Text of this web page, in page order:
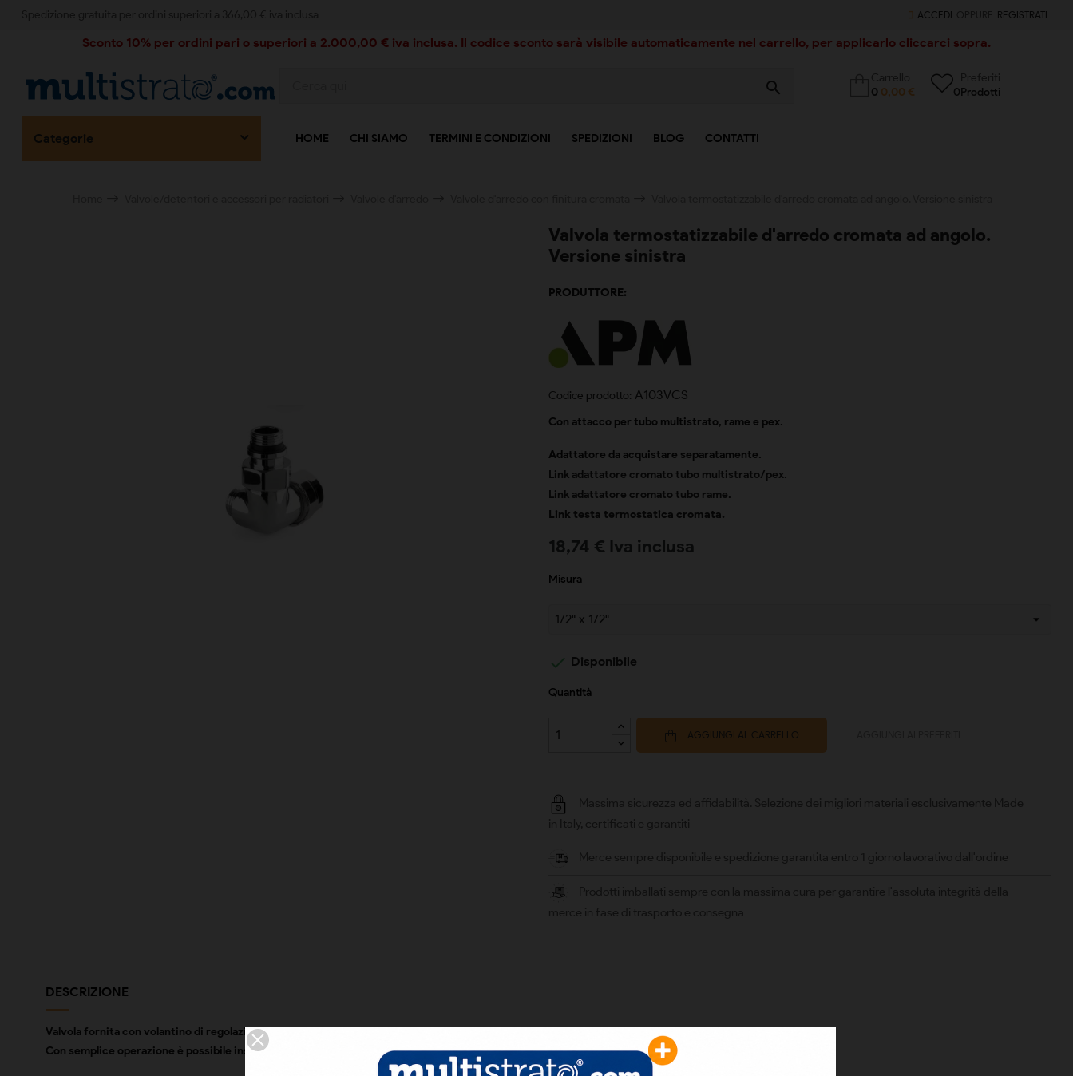
ACCEDI REGISTRATI
Sconto 10% per ordini pari o superiori a 2.000,00 € iva inclusa. Il codice sconto sarà visibile automaticamente nel carrello, per applicarlo cliccarci sopra.
search
0 0,00 €
0Prodotti
Categorie HOME CHI SIAMO TERMINI E CONDIZIONI SPEDIZIONI BLOG CONTATTI
Valvola termostatizzabile d'arredo cromata ad angolo.
Versione sinistra
PRODUTTORE:
Codice prodotto: A103VCS
Con attacco per tubo multistrato, rame e pex.
Adattatore da acquistare separatamente.
Link adattatore cromato tubo multistrato/pex.
Link adattatore cromato tubo rame.
Link testa termostatica cromata.
18,74 € Iva inclusa
Misura
 Disponibile
Quantità
AGGIUNGI AL CARRELLO
DESCRIZIONE
Valvola fornita con volantino di regolazione manuale.
Con semplice operazione è possibile installare la testa termostatica con sensore a liquido.